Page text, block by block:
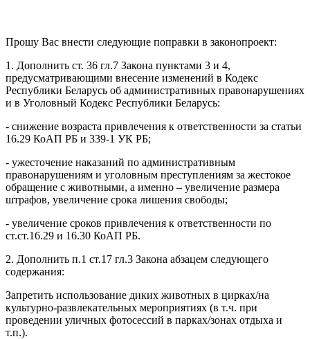
Прошу Вас внести следующие поправки в законопроект:
1. Дополнить ст. 36 гл.7 Закона пунктами 3 и 4,
предусматривающими внесение изменений в Кодекс
Республики Беларусь об административных правонарушениях
и в Уголовный Кодекс Республики Беларусь:
- снижение возраста привлечения к ответственности за статьи
16.29 КоАП РБ и 339-1 УК РБ;
- ужесточение наказаний по административным
правонарушениям и уголовным преступлениям за жестокое
обращение с животными, а именно – увеличение размера
штрафов, увеличение срока лишения свободы;
- увеличение сроков привлечения к ответственности по
ст.ст.16.29 и 16.30 КоАП РБ.
2. Дополнить п.1 ст.17 гл.3 Закона абзацем следующего
содержания:
Запретить использование диких животных в цирках/на
культурно-развлекательных мероприятиях (в т.ч. при
проведении уличных фотосессий в парках/зонах отдыха и
т.п.).